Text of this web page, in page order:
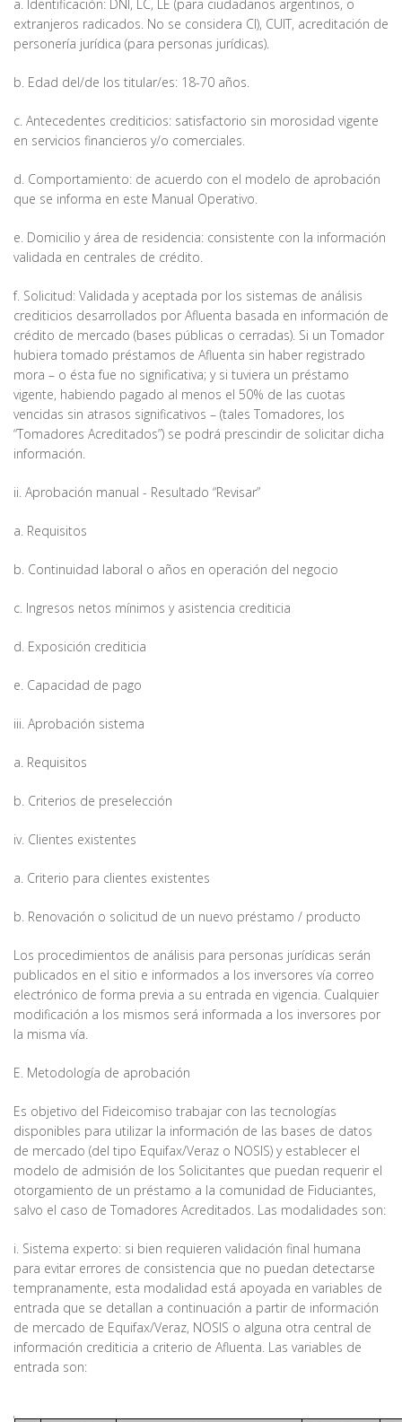
a. Identificación: DNI, LC, LE (para ciudadanos argentinos, o
extranjeros radicados. No se considera CI), CUIT, acreditación de
personería jurídica (para personas jurídicas).
b. Edad del/de los titular/es: 18-70 años.
c. Antecedentes crediticios: satisfactorio sin morosidad vigente
en servicios financieros y/o comerciales.
d. Comportamiento: de acuerdo con el modelo de aprobación
que se informa en este Manual Operativo.
e. Domicilio y área de residencia: consistente con la información
validada en centrales de crédito.
f. Solicitud: Validada y aceptada por los sistemas de análisis
crediticios desarrollados por Afluenta basada en información de
crédito de mercado (bases públicas o cerradas). Si un Tomador
hubiera tomado préstamos de Afluenta sin haber registrado
mora – o ésta fue no significativa; y si tuviera un préstamo
vigente, habiendo pagado al menos el 50% de las cuotas
vencidas sin atrasos significativos – (tales Tomadores, los
“Tomadores Acreditados”) se podrá prescindir de solicitar dicha
información.
ii. Aprobación manual - Resultado “Revisar”
a. Requisitos
b. Continuidad laboral o años en operación del negocio
c. Ingresos netos mínimos y asistencia crediticia
d. Exposición crediticia
e. Capacidad de pago
iii. Aprobación sistema
a. Requisitos
b. Criterios de preselección
iv. Clientes existentes
a. Criterio para clientes existentes
b. Renovación o solicitud de un nuevo préstamo / producto
Los procedimientos de análisis para personas jurídicas serán
publicados en el sitio e informados a los inversores vía correo
electrónico de forma previa a su entrada en vigencia. Cualquier
modificación a los mismos será informada a los inversores por
la misma vía.
E. Metodología de aprobación
Es objetivo del Fideicomiso trabajar con las tecnologías
disponibles para utilizar la información de las bases de datos
de mercado (del tipo Equifax/Veraz o NOSIS) y establecer el
modelo de admisión de los Solicitantes que puedan requerir el
otorgamiento de un préstamo a la comunidad de Fiduciantes,
salvo el caso de Tomadores Acreditados. Las modalidades son:
i. Sistema experto: si bien requieren validación final humana
para evitar errores de consistencia que no puedan detectarse
tempranamente, esta modalidad está apoyada en variables de
entrada que se detallan a continuación a partir de información
de mercado de Equifax/Veraz, NOSIS o alguna otra central de
información crediticia a criterio de Afluenta. Las variables de
entrada son: